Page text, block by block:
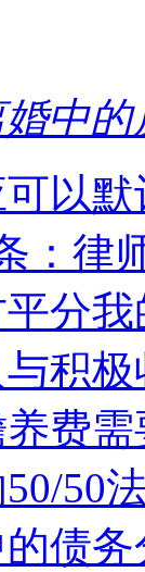
婚中
以
：律
分
积
费
50
债